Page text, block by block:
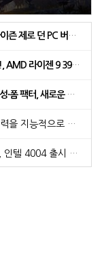
던 PC 버전 벤치마크
vs 인텔 코어 i9 10900K
매 시 고려해야 할 5가지 요소
으로 활용하는 방법
4004 출시 50주년